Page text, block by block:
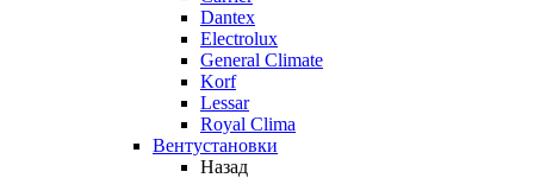
Dantex
Electrolux
General Climate
Korf
Lessar
Royal Clima
Вентустановки
Назад